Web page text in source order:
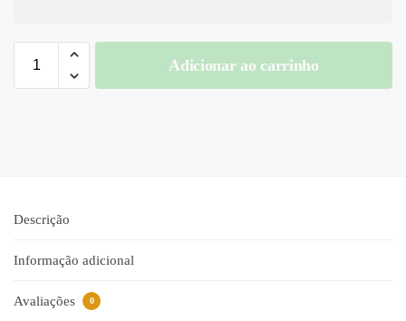
Adicionar ao carrinho
a
i
e
Descrição
Informação adicional
Avaliações 0